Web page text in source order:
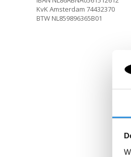
KvK Amsterdam 74432370
BTW NL859896365B01